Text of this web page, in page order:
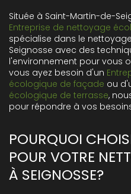
Située à Saint-Martin-de-
Entreprise de nettoyage
spécialise dans le
Seignosse avec des
l'environnement pour vous
vous ayez besoin d'un
écologique de façade ou
écologique de terrasse,
pour répondre à vos
POURQUOI
POUR VOTRE
À SEIGNOSSE?